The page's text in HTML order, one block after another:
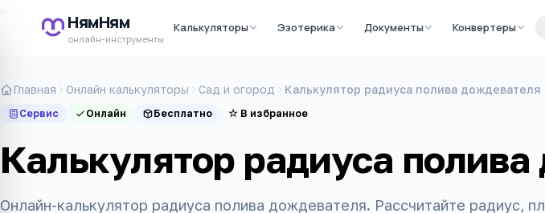
НямНям
онлайн-инструменты
Калькуляторы Эзотерика Документы Конвертеры
Главная Онлайн калькуляторы Сад и огород Калькулятор радиуса полива дождевателя
Сервис Онлайн Бесплатно ☆ В избранное
Калькулятор радиуса
Онлайн-калькулятор радиуса полива дождевателя. Рассчитайте радиус,